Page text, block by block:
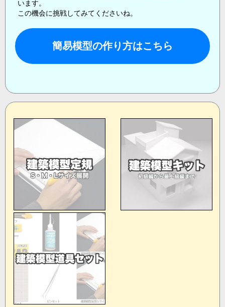
います。
この機会に挑戦してみてくださいね。
簡易模型の作り方はこちら